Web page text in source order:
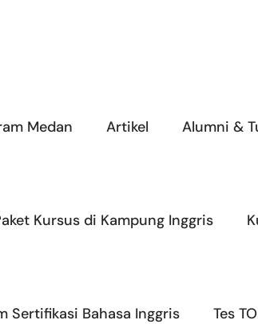
Medan Artikel Alumni &
Kursus di Kampung Inggris
Sertifikasi Bahasa Inggris Tes